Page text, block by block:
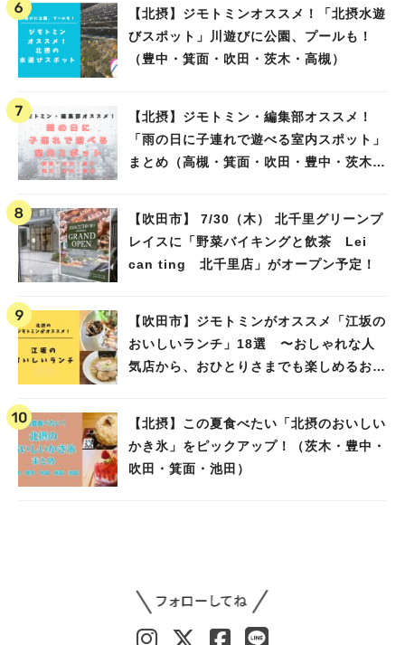
【北摂】ジモトミンオススメ！「北摂水遊
びスポット」川遊びに公園、プールも！
（豊中・箕面・吹田・茨木・高槻）
【北摂】ジモトミン・編集部オススメ！
「雨の日に子連れで遊べる室内スポット」
まとめ（高槻・箕面・吹田・豊中・茨木・
【吹田市】 7/30（木） 北千里グリーンプ
レイスに「野菜バイキングと飲茶 Lei
can ting 北千里店」がオープン予定！
【吹田市】ジモトミンがオススメ「江坂の
おいしいランチ」18選 〜おしゃれな人
気店から、おひとりさまでも楽しめるお店
【北摂】この夏食べたい「北摂のおいしい
かき氷」をピックアップ！（茨木・豊中・
吹田・箕面・池田）